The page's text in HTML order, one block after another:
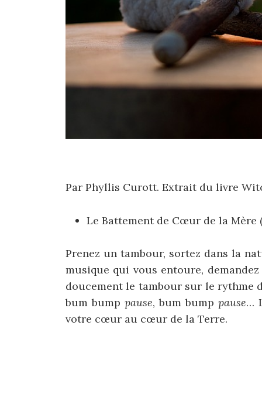
Par Phyllis Curott. Extrait du livre
Le Battement de Cœur de la Mère
Prenez un tambour, sortez dans la
musique qui vous entoure,
doucement le tambour sur le rythme
bum bump pause, bum bump pause…
votre cœur au cœur de la Terre.